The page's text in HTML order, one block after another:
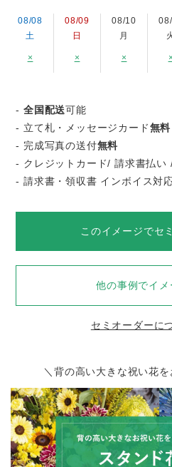
08/08
土
×
08/09
日
×
08/10
月
× ×
-全国配送可能
- 立て札・メッセージカード無料
- 完成写真の送付無料
- クレジットカード/ 請求書払い
- 請求書・領収書 インボイス対
このイメージでセ
他の事例でイメ
セミオーダーに
＼背の高い大きな祝い花